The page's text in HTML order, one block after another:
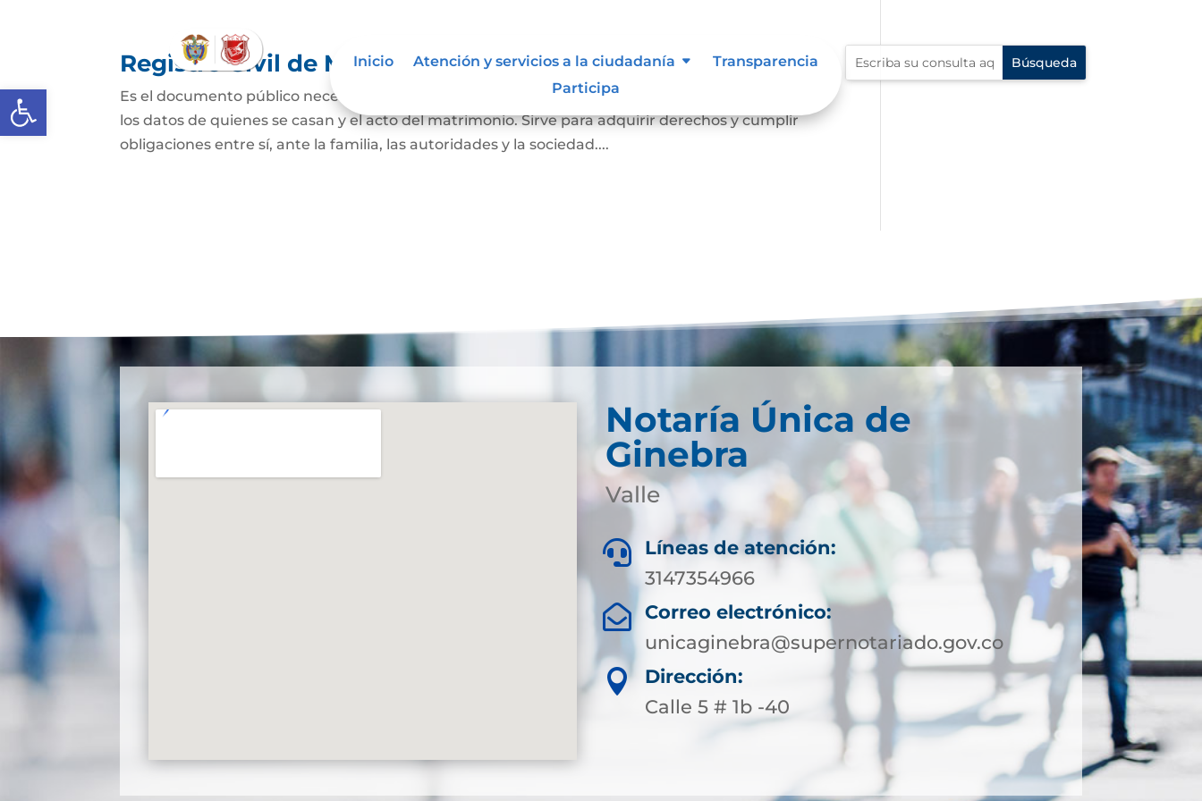
Abrir barra de herramientas
Inicio Atención y servicios a la ciudadanía
Transparencia
Participa
Registro Civil de Matrimonio
Es el documento público necesario para probar que una persona está casada. En él se registran
los datos de quienes se casan y el acto del matrimonio. Sirve para adquirir derechos y cumplir
obligaciones entre sí, ante la familia, las autoridades y la sociedad....
Notaría Única de
Ginebra
Valle

Líneas de atención:
3147354966

Correo electrónico:
unicaginebra@supernotariado.gov.co

Dirección:
Calle 5 # 1b -40